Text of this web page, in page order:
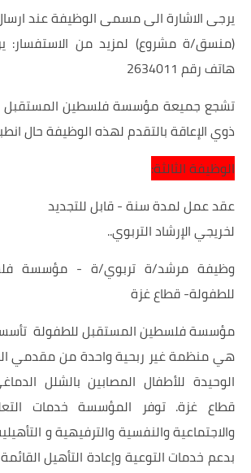
يرجى الاشارة الى مسمى الوظيفة عند ارسال
(منسق/ة مشروع) لمزيد من الاستفسار:
هاتف رقم 2634011
تشجع جميعة مؤسسة فلسطين المستقبل
ذوي الإعاقة بالتقدم لهذه الوظيفة حال
الوظيفة الثالثة:
عقد عمل لمدة سنة - قابل للتجديد
لخريجي الإرشاد التربوي..
وظيفة مرشد/ة تربوي/ة - مؤسسة
للطفولة- قطاع غزة
هي منظمة غير ربحية واحدة من مقدمي
الوحيدة للأطفال المصابين بالشلل
قطاع غزة. توفر المؤسسة خدمات
والاجتماعية والنفسية والترفيهية و
بدعم خدمات التوعية وإعادة التأهيل